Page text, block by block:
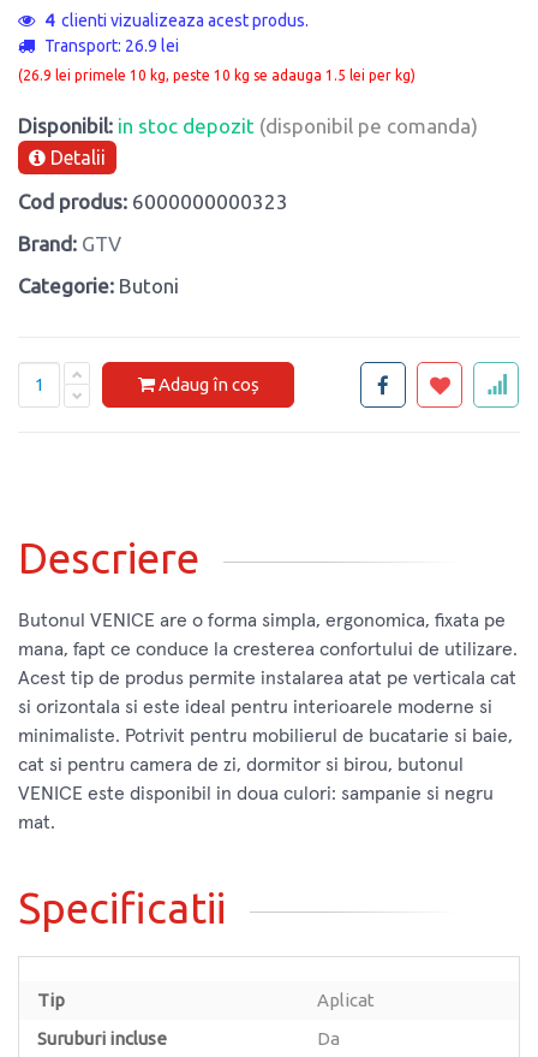
4clienti vizualizeaza acest produs.
Transport: 26.9 lei
(26.9 lei primele 10 kg, peste 10 kg se adauga 1.5 lei per kg)
Disponibil: in stoc depozit (disponibil pe comanda)
Detalii
Cod produs: 6000000000323
Brand: GTV
Categorie: Butoni
Adaug în coș
Descriere
Butonul VENICE are o forma simpla, ergonomica, fixata pe
mana, fapt ce conduce la cresterea confortului de utilizare.
Acest tip de produs permite instalarea atat pe verticala cat
si orizontala si este ideal pentru interioarele moderne si
minimaliste. Potrivit pentru mobilierul de bucatarie si baie,
cat si pentru camera de zi, dormitor si birou, butonul
VENICE este disponibil in doua culori: sampanie si negru
mat.
Specificatii
Tip
Aplicat
Suruburi incluse
Da